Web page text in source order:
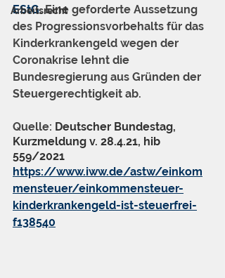
Arbeitsrecht
EStG. Eine geforderte Aussetzung
des Progressionsvorbehalts für das
Kinderkrankengeld wegen der
Coronakrise lehnt die
Bundesregierung aus Gründen der
Steuergerechtigkeit ab.
Quelle: Deutscher Bundestag,
Kurzmeldung v. 28.4.21, hib
559/2021
https://www.iww.de/astw/einkom
mensteuer/einkommensteuer-
kinderkrankengeld-ist-steuerfrei-
f138540